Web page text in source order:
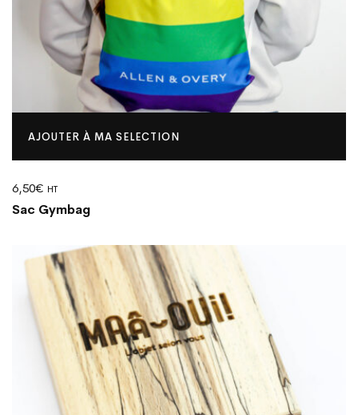
AJOUTER À MA SELECTION
6,50€ HT
Sac Gymbag